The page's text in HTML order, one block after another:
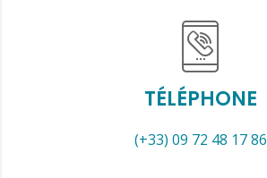
TÉLÉPHONE
(+33) 09 72 48 17 86